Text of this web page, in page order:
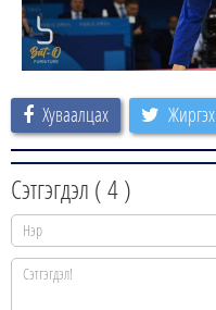
Хуваалцах Жиргэх
Сэтгэгдэл (4)